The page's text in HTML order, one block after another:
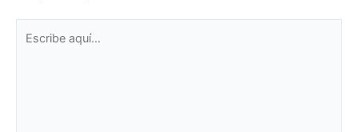
aquí...